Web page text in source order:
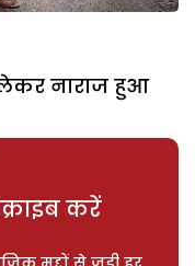
लेकर नाराज हुआ
करें